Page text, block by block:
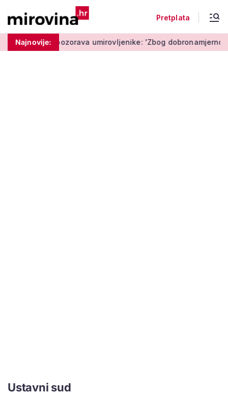
Pretplata
Najnovije:
Policija upozorava umirovljenike: 'Zbog dobronamjernosti
Ustavni sud